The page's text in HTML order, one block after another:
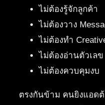
ไม่ต้องรู้จักลูกค้า
ไม่ต้องวาง
ไม่ต้องทำ
ไม่ต้องอ่านตัวเลข
ไม่ต้องควบคุมงบ
ตรงกันข้าม คนยิงแอดต้